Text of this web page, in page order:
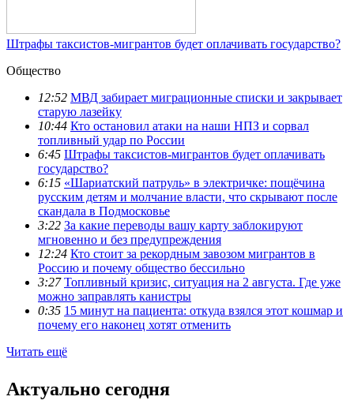
Штрафы таксистов-мигрантов будет оплачивать государство?
Общество
12:52 МВД забирает миграционные списки и закрывает
старую лазейку
10:44 Кто остановил атаки на наши НПЗ и сорвал
топливный удар по России
6:45 Штрафы таксистов-мигрантов будет оплачивать
государство?
6:15 «Шариатский патруль» в электричке: пощёчина
русским детям и молчание власти, что скрывают после
скандала в Подмосковье
3:22 За какие переводы вашу карту заблокируют
мгновенно и без предупреждения
12:24 Кто стоит за рекордным завозом мигрантов в
Россию и почему общество бессильно
3:27 Топливный кризис, ситуация на 2 августа. Где уже
можно заправлять канистры
0:35 15 минут на пациента: откуда взялся этот кошмар и
почему его наконец хотят отменить
Читать ещё
Актуально сегодня